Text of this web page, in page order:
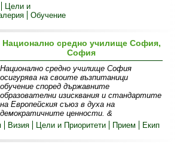
Цели и
Обучение
Национално средно училище София,
София
Национално средно училище София
осигурява на своите възпитаници
обучение според държавните
образователни изисквания и стандартите
на Европейския съюз в духа на
демократичните ценности. &
Визия Цели и Приоритети Прием Екип